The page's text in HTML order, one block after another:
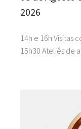
14h e 16h Visitas
15h30 Ateliês de
2026